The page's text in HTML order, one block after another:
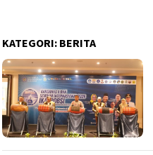
KATEGORI: BERITA